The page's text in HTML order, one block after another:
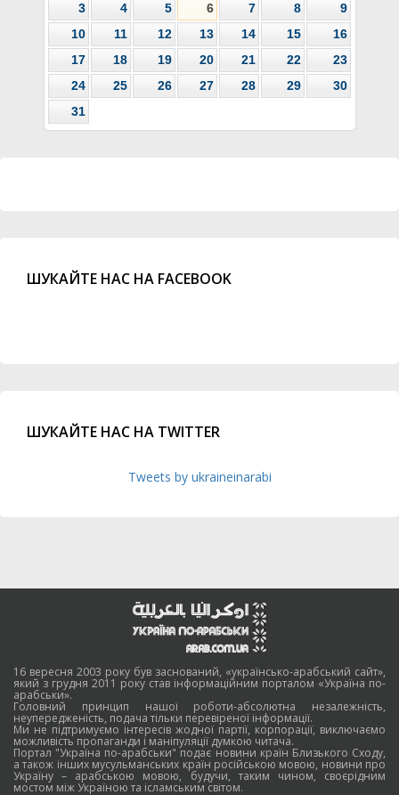
3
4 5 6 7 8
9
10
11 12 13 14 15
16
17
18 19 20 21 22
23
24
25 26 27 28 29
30
31
ШУКАЙТЕ НАС НА FACEBOOK
ШУКАЙТЕ НАС НА TWITTER
Tweets by ukraineinarabi
16 вересня 2003 року був заснований, «українсько-арабський сайт»,
який з грудня 2011 року став інформаційним порталом «Україна по-
арабськи».
Головний принцип нашої роботи-абсолютна незалежність,
неупередженість, подача тільки перевіреної інформації.
Ми не підтримуємо інтересів жодної партії, корпорації, виключаємо
можливість пропаганди і маніпуляції думкою читача.
Портал "Україна по-арабськи" подає новини країн Близького Сходу,
а також інших мусульманських країн російською мовою, новини про
Україну – арабською мовою, будучи, таким чином, своєрідним
мостом між Україною та ісламським світом.